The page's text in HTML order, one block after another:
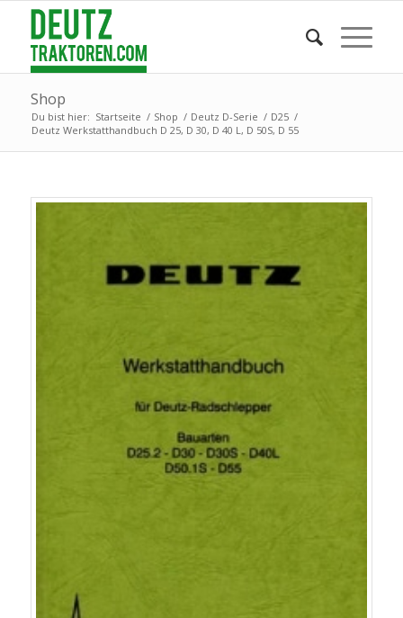
Shop
Du bist hier: Startseite / Shop / Deutz D-Serie / D25 /
Deutz Werkstatthandbuch D 25, D 30, D 40 L, D 50S, D 55